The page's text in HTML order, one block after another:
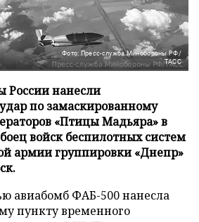
Фото: Пресс-служба Минобороны РФ/
ТАСС
России нанесли
по замаскированному
«Птицы Мадьяра» в
войск беспилотных систем
армии группировки «Днепр»
авиабомб ФАБ-500 нанесла
пункту временного